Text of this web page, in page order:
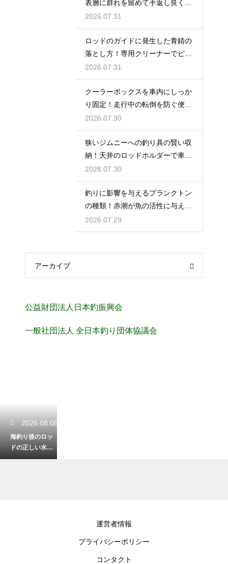
表層に群れを留めて手返し良く釣
るコツ
2026.07.31
ロッドのガイドに発生した青錆の
落とし方！専用クリーナーでピカ
ピカに
2026.07.31
クーラーボックスを車内にしっか
り固定！走行中の転倒を防ぐ便利
な工夫
2026.07.30
狭いジムニーへの釣り具の賢い収
納！天井のロッドホルダーで車内
を広く使う
2026.07.30
釣りに影響を与えるプランクトン
の種類！赤潮が魚の活性に与える
変化
2026.07.29
アーカイブ
公益財団法人日本釣振興会
一般社団法人 全日本釣り団体協議会
2026.08.08
海釣り後のロッ
ドの正しい水洗
いと方法！シャ
運営者情報
プライバシーポリシー
コンタクト